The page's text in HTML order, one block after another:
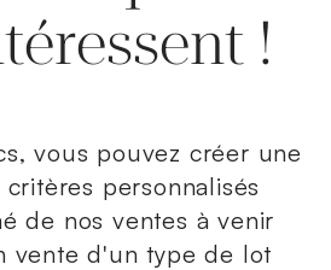
!
vous pouvez créer une
personnalisés
de nos ventes à venir
vente d'un type de lot